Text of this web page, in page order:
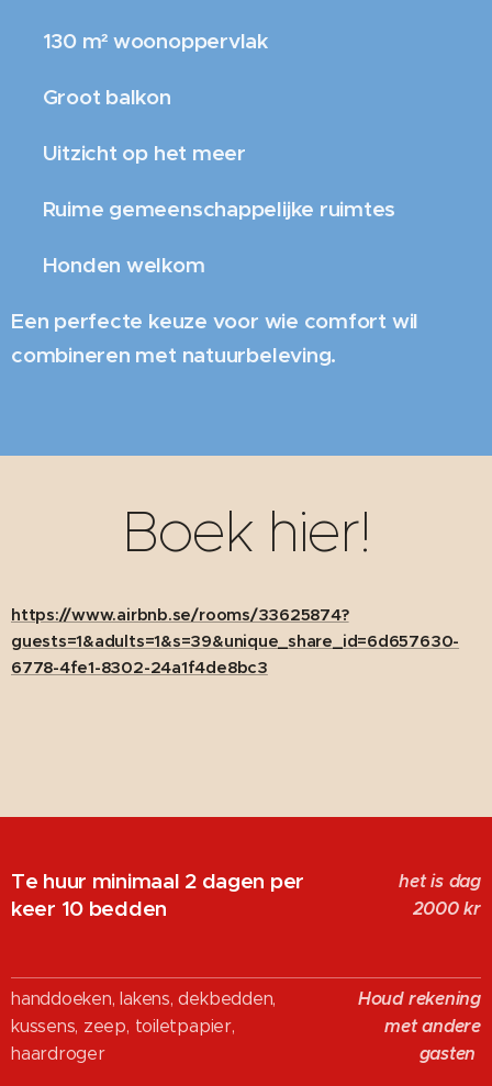
✔️ 130 m² woonoppervlak
✔️ Groot balkon
✔️ Uitzicht op het meer
✔️ Ruime gemeenschappelijke ruimtes
✔️ Honden welkom
Een perfecte keuze voor wie comfort wil
combineren met natuurbeleving.
Boek hier!
https://www.airbnb.se/rooms/33625874?
guests=1&adults=1&s=39&unique_share_id=6d657630-
6778-4fe1-8302-24a1f4de8bc3
Te huur minimaal 2 dagen per
keer 10 bedden
het is dag
2000kr
handdoeken, lakens, dekbedden,
kussens, zeep, toiletpapier,
haardroger
Houd rekening
met andere
gasten